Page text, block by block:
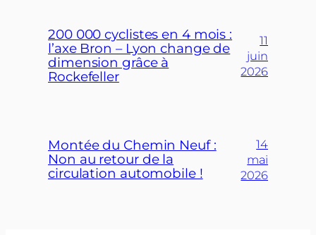
200 000 cyclistes en 4 mois :
l’axe Bron – Lyon change de
dimension grâce à
Rockefeller
11
juin
2026
Montée du Chemin Neuf :
Non au retour de la
circulation automobile !
14
mai
2026